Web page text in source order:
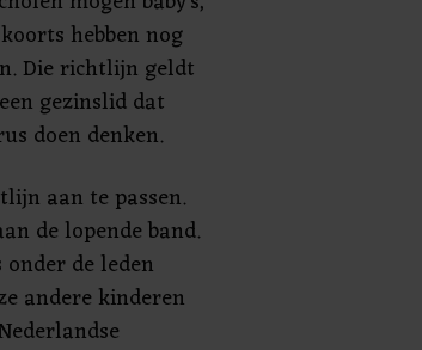
hebben nog
Die richtlijn geldt
gezinslid dat
doen denken.
aan te passen.
de lopende band.
de leden
andere kinderen